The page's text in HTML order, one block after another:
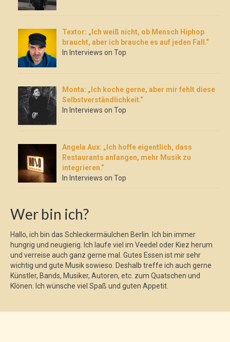
Textor: „Ich weiß nicht, ob Mensch Hiphop
braucht, aber ich brauche es auf jeden Fall.“
In Interviews on Top
Monta: „Ich koche gerne, aber mir fehlt diese
Selbstverständlichkeit.“
In Interviews on Top
Angela Aux: „Ich hoffe eigentlich, dass
Restaurants anfangen, mehr Musik zu
integrieren.“
In Interviews on Top
Wer bin ich?
Hallo, ich bin das Schleckermäulchen Berlin. Ich bin immer
hungrig und neugierig. Ich laufe viel im Veedel oder Kiez herum
und verreise auch ganz gerne mal. Gutes Essen ist mir sehr
wichtig und gute Musik sowieso. Deshalb treffe ich auch gerne
Künstler, Bands, Musiker, Autoren, etc. zum Quatschen und
Klönen. Ich wünsche viel Spaß und guten Appetit.